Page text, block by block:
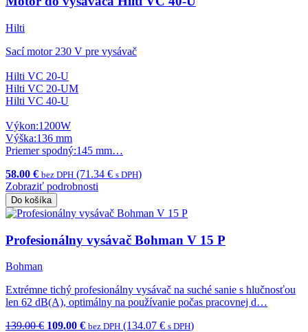
Hilti
Sací motor 230 V pre vysávač
Hilti VC 20-U
Hilti VC 20-UM
Hilti VC 40-U
Výkon:1200W
Výška:136 mm
Priemer spodný:145 mm…
58.00 € bez DPH (71.34 € s DPH)
Zobraziť podrobnosti
Do košíka
Profesionálny vysávač Bohman V 15 P
Bohman
Extrémne tichý profesionálny vysávač na suché sanie s hlučnosťou
len 62 dB(A), optimálny na používanie počas pracovnej d…
139.00 € 109.00 € bez DPH (134.07 € s DPH)